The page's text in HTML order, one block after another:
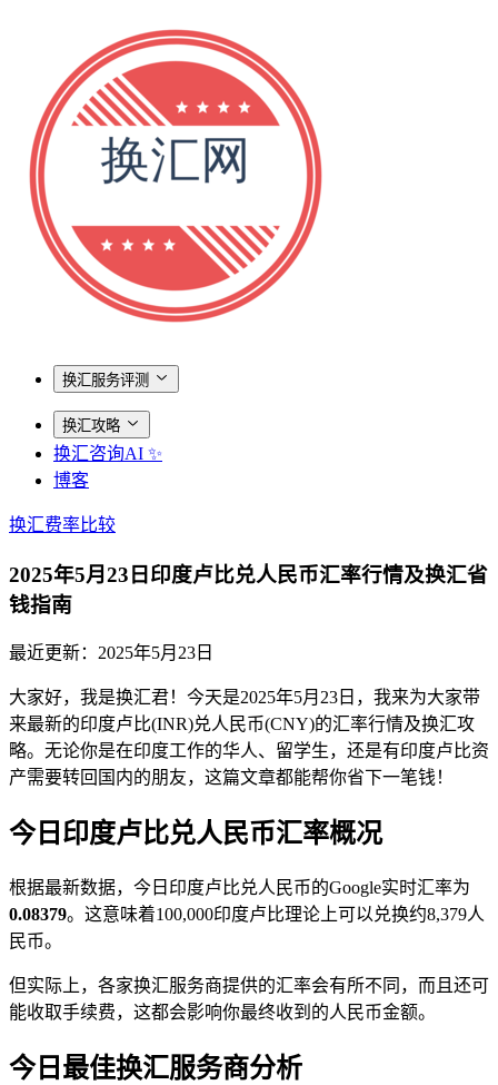
换汇服务评测
换汇攻略
换汇咨询AI ✨
博客
换汇费率比较
2025年5月23日印度卢比兑人民币汇率行情及换汇省
钱指南
最近更新： 2025年5月23日
大家好，我是换汇君！今天是2025年5月23日，我来为大家带
来最新的印度卢比(INR)兑人民币(CNY)的汇率行情及换汇攻
略。无论你是在印度工作的华人、留学生，还是有印度卢比资
产需要转回国内的朋友，这篇文章都能帮你省下一笔钱！
今日印度卢比兑人民币汇率概况
根据最新数据，今日印度卢比兑人民币的Google实时汇率为
0.08379。这意味着100,000印度卢比理论上可以兑换约8,379人
民币。
但实际上，各家换汇服务商提供的汇率会有所不同，而且还可
能收取手续费，这都会影响你最终收到的人民币金额。
今日最佳换汇服务商分析